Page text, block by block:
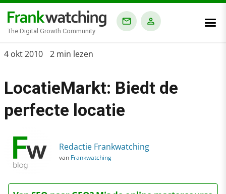
The Digital Growth Community
Home
Blog
LocatieMarkt: Biedt de perfecte locatie
4 okt 2010 2 min lezen
LocatieMarkt: Biedt de
perfecte locatie
Redactie Frankwatching
van Frankwatching